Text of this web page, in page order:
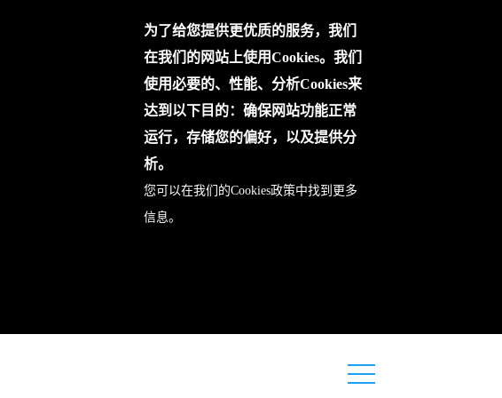
为了给您提供更优质的服务，我们
在我们的网站上使用Cookies。我们
使用必要的、性能、分析Cookies来
达到以下目的：确保网站功能正常
运行，存储您的偏好，以及提供分
析。
您可以在我们的Cookies政策中找到更多
信息。